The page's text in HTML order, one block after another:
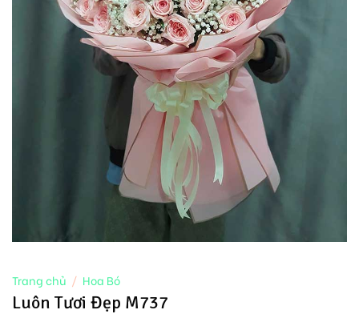
Trang chủ / Hoa Bó
Luôn Tươi Đẹp M737